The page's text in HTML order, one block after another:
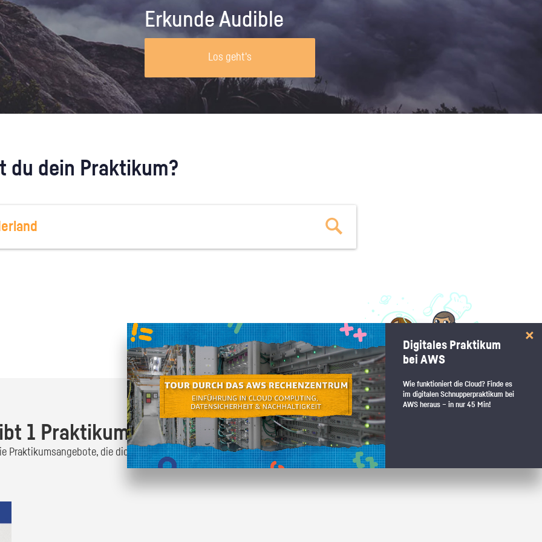
Unternehmen lohnt, wie man sich
vorbereitet und wie ein Vorab-Anruf
abläuft.
Erkunde Audible
Los geht's
du dein Praktikum?
Oder finde heraus was dich interessiert:
zum Stärkentest.
1 Praktikumsangebot!
Praktikumsangebote, die dich interessieren und bewirb dich wenn du den passenden Platz
Digitales Praktikum
bei AWS
Wie funktioniert die Cloud? Finde es
im digitalen Schnupperpraktikum bei
AWS heraus – in nur 45 Min!